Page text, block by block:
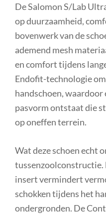
De Salomon S/Lab
op duurzaamheid,
bovenwerk van de
ademend mesh
en comfort tijdens
Endofit-technologie
handschoen,
pasvorm ontstaat die
op oneffen terrein.
Wat deze schoen echt
tussenzoolconstructie.
insert vermindert
schokken tijdens het
ondergronden. De